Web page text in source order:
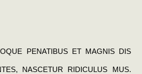
PENATIBUS ET MAGNIS DIS
NASCETUR RIDICULUS MUS.